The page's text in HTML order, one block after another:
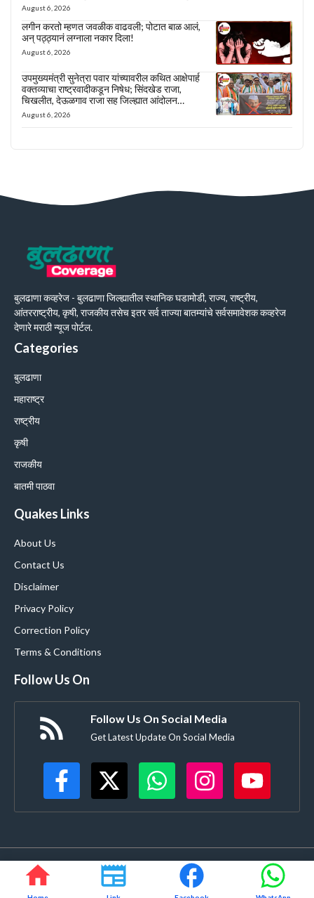
August 6, 2026
लगीन करतो म्हणत जवळीक वाढवली; पोटात बाळ आलं,
अन् पठ्ठ्यानं लग्नाला नकार दिला!
August 6, 2026
उपमुख्यमंत्री सुनेत्रा पवार यांच्यावरील कथित आक्षेपार्ह
वक्तव्याचा राष्ट्रवादीकडून निषेध; सिंदखेड राजा,
चिखलीत, देऊळगाव राजा सह जिल्ह्यात आंदोलन…
August 6, 2026
बुलढाणा कव्हरेज - बुलढाणा जिल्ह्यातील स्थानिक घडामोडी, राज्य, राष्ट्रीय,
आंतरराष्ट्रीय, कृषी, राजकीय तसेच इतर सर्व ताज्या बातम्यांचे सर्वसमावेशक कव्हरेज
देणारे मराठी न्यूज पोर्टल.
Categories
बुलढाणा
महाराष्ट्र
राष्ट्रीय
कृषी
राजकीय
बातमी पाठवा
Quakes Links
About Us
Contact Us
Disclaimer
Privacy Policy
Correction Policy
Terms & Conditions
Follow Us On
Follow Us On Social Media
Get Latest Update On Social Media
©Buldanacoverage.com
• All rights reserved • Created by-
Rajdhanve.in
Mo. 8378908271